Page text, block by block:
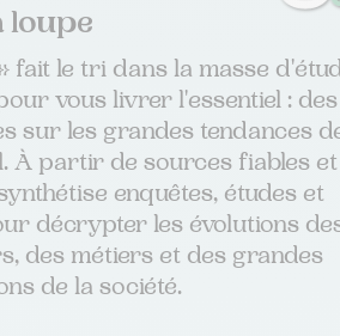
loupe
fait le tri dans la masse
vous livrer l'essentiel : des
sur les grandes tendances
À partir de sources fiables
enquêtes, études et
décrypter les évolutions
des métiers et des grandes
de la société.